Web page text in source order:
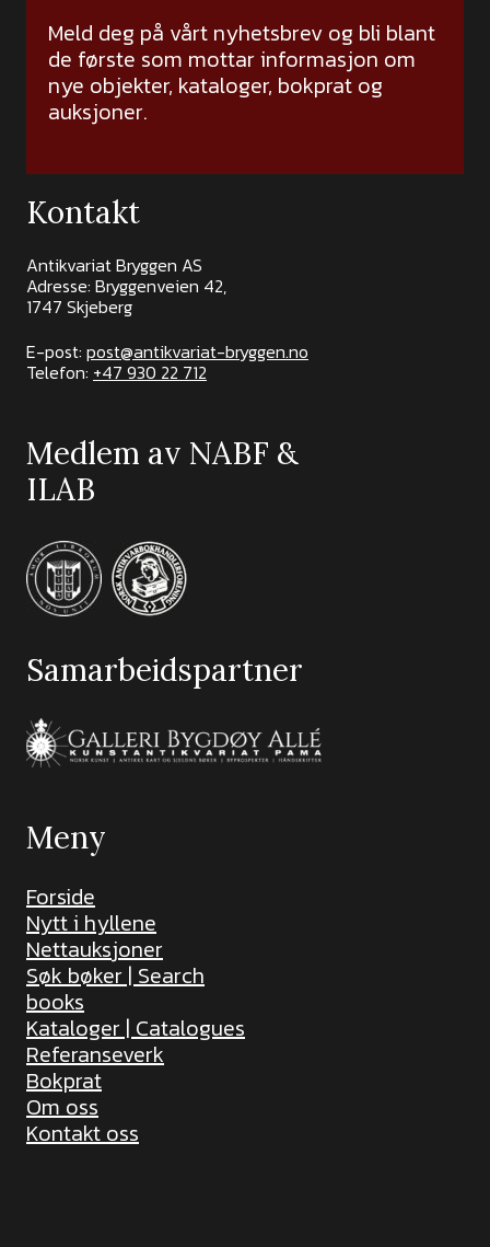
Meld deg på vårt nyhetsbrev og bli blant
de første som mottar informasjon om
nye objekter, kataloger, bokprat og
auksjoner.
Kontakt
Antikvariat Bryggen AS
Adresse: Bryggenveien 42,
1747 Skjeberg
E-post: post@antikvariat-bryggen.no
Telefon: +47 930 22 712
Medlem av NABF &
ILAB
Samarbeidspartner
Meny
Forside
Nytt i hyllene
Nettauksjoner
Søk bøker | Search
books
Kataloger | Catalogues
Referanseverk
Bokprat
Om oss
Kontakt oss